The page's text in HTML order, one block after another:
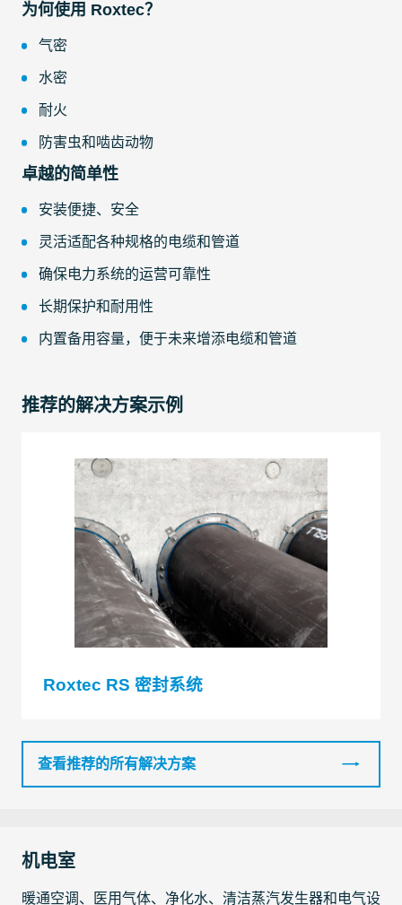
为何使用 Roxtec？
气密
水密
耐火
防害虫和啮齿动物
卓越的简单性
安装便捷、安全
灵活适配各种规格的电缆和管道
确保电力系统的运营可靠性
长期保护和耐用性
内置备用容量，便于未来增添电缆和管道
推荐的解决方案示例
Roxtec RS 密封系统
查看推荐的所有解决方案
机电室
暖通空调、医用气体、净化水、清洁蒸汽发生器和电气设